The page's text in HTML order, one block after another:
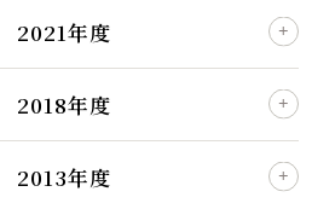
2021年度
2018年度
2013年度